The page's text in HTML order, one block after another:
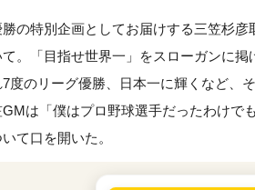
の特別企画としてお届けする三笠杉
。「目指せ世界一」をスローガンに
度のリーグ優勝、日本一に輝くなど、
GMは「僕はプロ野球選手だったわけ
て口を開いた。